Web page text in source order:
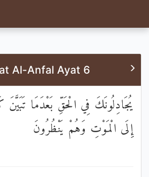
Al-Anfal Ayat 6
يُجَادِلُونَكَ فِي الْحَقِّ بَعْدَمَا تَبَيَّنَ
إِلَى الْمَوْتِ وَهُمْ يَنْظُرُونَ